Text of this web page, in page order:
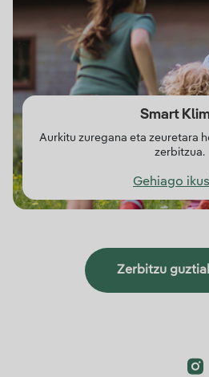
Smart
Aurkitu zuregana eta zeuretara
zerbitzua.
Gehiago
Zerbitzu